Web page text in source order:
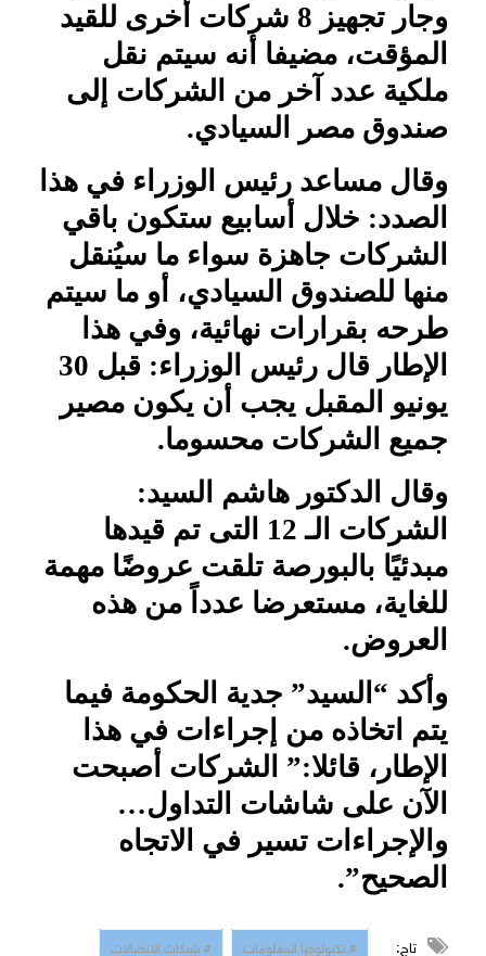
وجار تجهيز 8 شركات أخرى للقيد
المؤقت، مضيفا أنه سيتم نقل
ملكية عدد آخر من الشركات إلى
صندوق مصر السيادي.
وقال مساعد رئيس الوزراء في هذا
الصدد: خلال أسابيع ستكون باقي
الشركات جاهزة سواء ما سيُنقل
منها للصندوق السيادي، أو ما سيتم
طرحه بقرارات نهائية، وفي هذا
الإطار قال رئيس الوزراء: قبل 30
يونيو المقبل يجب أن يكون مصير
جميع الشركات محسوما.
وقال الدكتور هاشم السيد:
الشركات الـ 12 التى تم قيدها
مبدئيًا بالبورصة تلقت عروضًا مهمة
للغاية، مستعرضا عدداً من هذه
العروض.
وأكد “السيد” جدية الحكومة فيما
يتم اتخاذه من إجراءات في هذا
الإطار، قائلا:” الشركات أصبحت
الآن على شاشات التداول…
والإجراءات تسير في الاتجاه
الصحيح”.
تاج: # تكنولوجيا المعلومات # شبكات الاتصالات